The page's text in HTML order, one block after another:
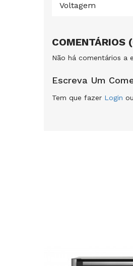
Voltagem
COMENTÁRIOS
Não há comentários a
Escreva Um
Tem que fazer Login